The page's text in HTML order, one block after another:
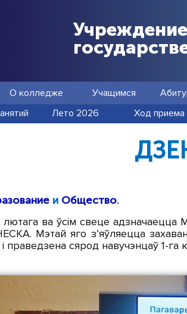
О колледже Учащимся
Лето 2026 Ход приема
и Общество.
ва ўсім свеце адзначаецца
Мэтай яго з’яўляецца
праведзена сярод навучэнцаў 1-